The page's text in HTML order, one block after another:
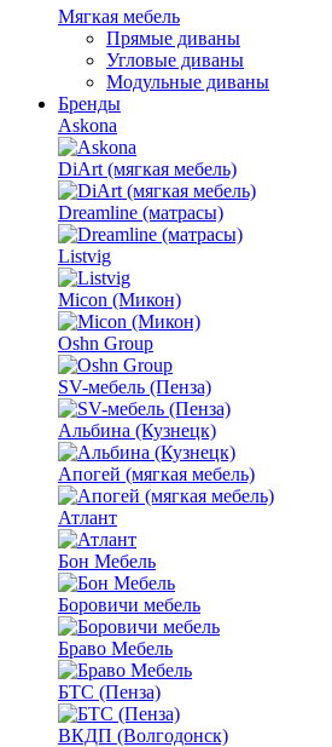
Мягкая мебель
Прямые диваны
Угловые диваны
Модульные диваны
Бренды
Askona
DiArt (мягкая мебель)
Dreamline (матрасы)
Listvig
Micon (Микон)
Oshn Group
SV-мебель (Пенза)
Альбина (Кузнецк)
Апогей (мягкая мебель)
Атлант
Бон Мебель
Боровичи мебель
Браво Мебель
БТС (Пенза)
ВКДП (Волгодонск)